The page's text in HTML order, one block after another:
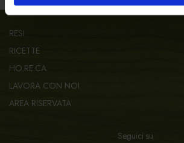
RESI
RICETTE
HO.RE.CA.
LAVORA CON NOI
AREA RISERVATA
Seguici su